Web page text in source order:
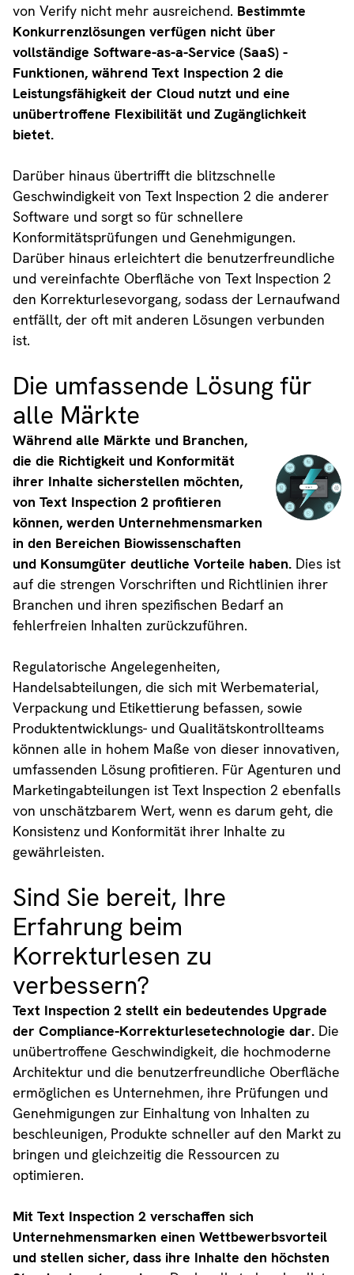
von Verify nicht mehr ausreichend. Bestimmte
Konkurrenzlösungen verfügen nicht über
vollständige Software-as-a-Service (SaaS) -
Funktionen, während Text Inspection 2 die
Leistungsfähigkeit der Cloud nutzt und eine
unübertroffene Flexibilität und Zugänglichkeit
bietet.
Darüber hinaus übertrifft die blitzschnelle
Geschwindigkeit von Text Inspection 2 die anderer
Software und sorgt so für schnellere
Konformitätsprüfungen und Genehmigungen.
Darüber hinaus erleichtert die benutzerfreundliche
und vereinfachte Oberfläche von Text Inspection 2
den Korrekturlesevorgang, sodass der Lernaufwand
entfällt, der oft mit anderen Lösungen verbunden
ist.
Die umfassende Lösung für
alle Märkte
Während alle Märkte und Branchen,
die die Richtigkeit und Konformität
ihrer Inhalte sicherstellen möchten,
von Text Inspection 2 profitieren
können, werden Unternehmensmarken
in den Bereichen Biowissenschaften
und Konsumgüter deutliche Vorteile haben. Dies ist
auf die strengen Vorschriften und Richtlinien ihrer
Branchen und ihren spezifischen Bedarf an
fehlerfreien Inhalten zurückzuführen.
Regulatorische Angelegenheiten,
Handelsabteilungen, die sich mit Werbematerial,
Verpackung und Etikettierung befassen, sowie
Produktentwicklungs- und Qualitätskontrollteams
können alle in hohem Maße von dieser innovativen,
umfassenden Lösung profitieren. Für Agenturen und
Marketingabteilungen ist Text Inspection 2 ebenfalls
von unschätzbarem Wert, wenn es darum geht, die
Konsistenz und Konformität ihrer Inhalte zu
gewährleisten.
Sind Sie bereit, Ihre
Erfahrung beim
Korrekturlesen zu
verbessern?
Text Inspection 2 stellt ein bedeutendes Upgrade
der Compliance-Korrekturlesetechnologie dar.Die
unübertroffene Geschwindigkeit, die hochmoderne
Architektur und die benutzerfreundliche Oberfläche
ermöglichen es Unternehmen, ihre Prüfungen und
Genehmigungen zur Einhaltung von Inhalten zu
beschleunigen, Produkte schneller auf den Markt zu
bringen und gleichzeitig die Ressourcen zu
optimieren.
Mit Text Inspection 2 verschaffen sich
Unternehmensmarken einen Wettbewerbsvorteil
und stellen sicher, dass ihre Inhalte den höchsten